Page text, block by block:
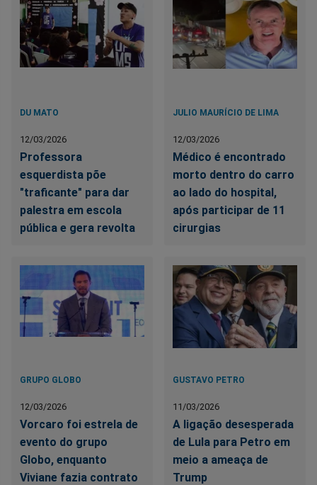
DU MATO
12/03/2026
Professora
esquerdista põe
"traficante" para dar
palestra em escola
pública e gera revolta
JULIO MAURÍCIO DE LIMA
12/03/2026
Médico é encontrado
morto dentro do carro
ao lado do hospital,
após participar de 11
cirurgias
GRUPO GLOBO
12/03/2026
Vorcaro foi estrela de
evento do grupo
Globo, enquanto
Viviane fazia contrato
GUSTAVO PETRO
11/03/2026
A ligação desesperada
de Lula para Petro em
meio a ameaça de
Trump